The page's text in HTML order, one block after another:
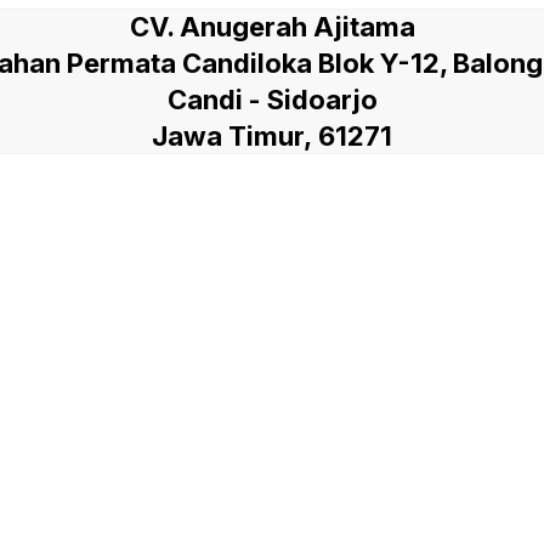
CV. Anugerah Ajitama
Permata Candiloka Blok Y-12,
Candi - Sidoarjo
Jawa Timur, 61271